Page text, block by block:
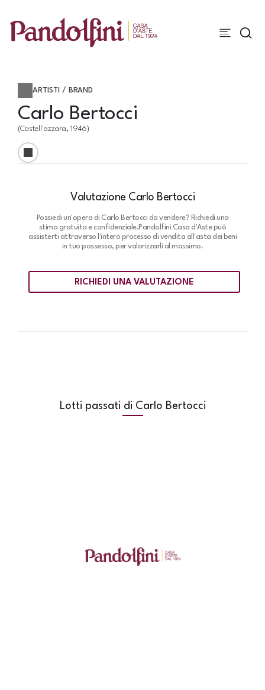
ARTISTI / BRAND
Carlo Bertocci
(Castell'azzara, 1946)
Valutazione Carlo Bertocci
Possiedi un'opera di Carlo Bertocci da vendere? Richiedi una
stima gratuita e confidenziale.Pandolfini Casa d'Aste può
assisterti attraverso l'intero processo di vendita all'asta dei beni
in tuo possesso, per valorizzarli al massimo.
RICHIEDI UNA VALUTAZIONE
Lotti passati di Carlo Bertocci